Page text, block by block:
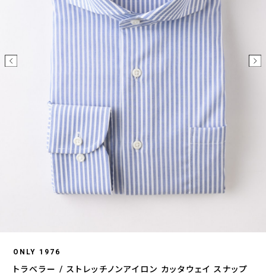
ONLY 1976
トラベラー / ストレッチノンアイロン カッタウェイ スナップ